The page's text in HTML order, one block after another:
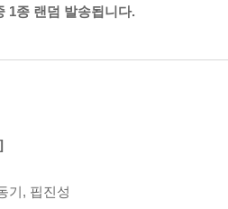
1종 랜덤 발송됩니다.
기, 핍진성